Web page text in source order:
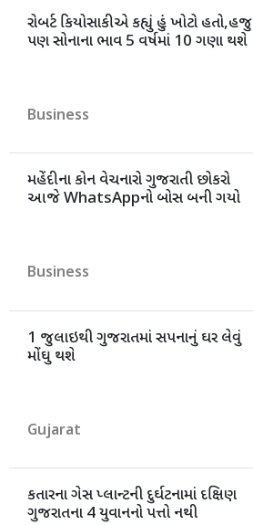
રોબર્ટ કિયોસાકીએ કહ્યું હું ખોટો હતો,હજુ
પણ સોનાના ભાવ 5 વર્ષમાં 10 ગણા થશે
Business
મહેંદીના કોન વેચનારો ગુજરાતી છોકરો
આજે WhatsAppનો બોસ બની ગયો
Business
1 જુલાઇથી ગુજરાતમાં સપનાનું ઘર લેવું
મોંઘુ થશે
Gujarat
કતારના ગેસ પ્લાન્ટની દુર્ઘટનામાં દક્ષિણ
ગુજરાતના 4 યુવાનનો પત્તો નથી